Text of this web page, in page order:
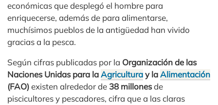
económicas que desplegó el hombre para
enriquecerse, además de para alimentarse,
muchísimos pueblos de la antigüedad han vivido
gracias a la pesca.
Según cifras publicadas por la Organización de las
Naciones Unidas para laAgriculturay laAlimentación
(FAO)existen alrededor de 38 millonesde
piscicultores y pescadores, cifra que a las claras